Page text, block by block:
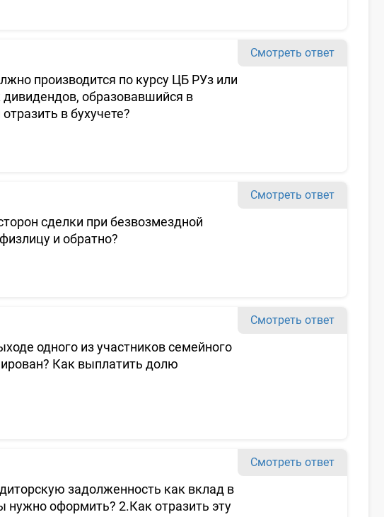
производится по курсу ЦБ РУз или
образовавшийся в
в бухучете?
Смотреть ответ
сделки при безвозмездной
и обратно?
Смотреть ответ
одного из участников семейного
Как выплатить долю
Смотреть ответ
задолженность как вклад в
оформить? 2.Как отразить эту
Смотреть ответ